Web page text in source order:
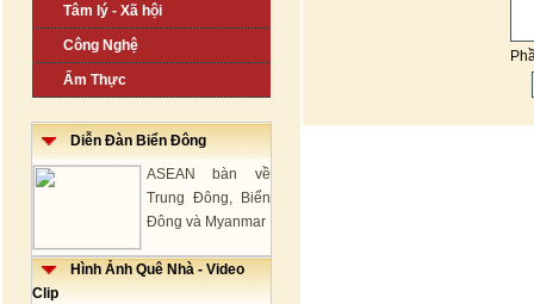
Tâm lý - Xã hội
Công Nghệ
Ẩm Thực
Diễn Đàn Biển Đông
ASEAN bàn về
Trung Đông, Biển
Đông và Myanmar
Hình Ảnh Quê Nhà - Video
Clip